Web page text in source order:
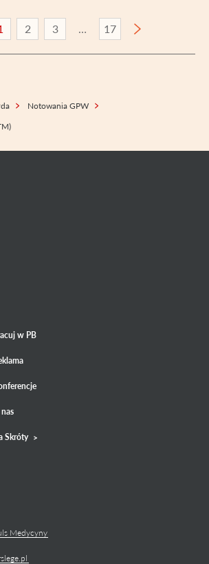
2 3 17
Notowania GPW
w PB
Skróty
Medycyny